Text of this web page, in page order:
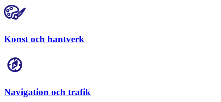
Konst och hantverk
Navigation och trafik